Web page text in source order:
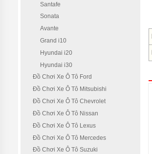
MITSUBISHI
Santafe
Sonata
Avante
Grand i10
Hyundai i20
Hyundai i30
Đồ Chơi Xe Ô Tô Ford
Đồ Chơi Xe Ô Tô Mitsubishi
Đồ Chơi Xe Ô Tô Chevrolet
Đồ Chơi Xe Ô Tô Nissan
Đồ Chơi Xe Ô Tô Lexus
Đồ Chơi Xe Ô Tô Mercedes
Đồ Chơi Xe Ô Tô Suzuki